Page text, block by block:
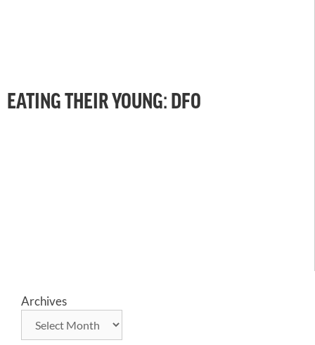
EATING THEIR YOUNG: DFO
Archives